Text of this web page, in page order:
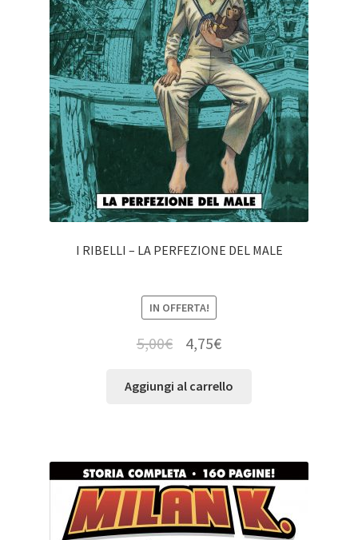
I RIBELLI – LA PERFEZIONE DEL MALE
IN OFFERTA!
5,00€ 4,75€
Aggiungi al carrello